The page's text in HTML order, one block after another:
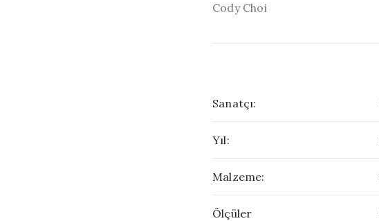
Cody Choi
Sanatçı:
Yıl:
Malzeme:
Ölçüler